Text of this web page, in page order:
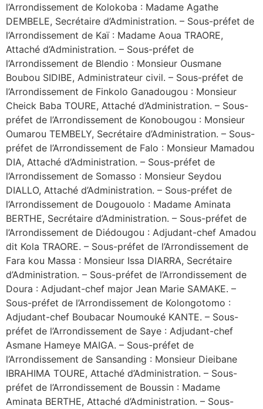
l’Arrondissement de Kolokoba : Madame Agathe
DEMBELE, Secrétaire d’Administration. – Sous-préfet de
l’Arrondissement de Kaï : Madame Aoua TRAORE,
Attaché d’Administration. – Sous-préfet de
l’Arrondissement de Blendio : Monsieur Ousmane
Boubou SIDIBE, Administrateur civil. – Sous-préfet de
l’Arrondissement de Finkolo Ganadougou : Monsieur
Cheick Baba TOURE, Attaché d’Administration. – Sous-
préfet de l’Arrondissement de Konobougou : Monsieur
Oumarou TEMBELY, Secrétaire d’Administration. – Sous-
préfet de l’Arrondissement de Falo : Monsieur Mamadou
DIA, Attaché d’Administration. – Sous-préfet de
l’Arrondissement de Somasso : Monsieur Seydou
DIALLO, Attaché d’Administration. – Sous-préfet de
l’Arrondissement de Dougouolo : Madame Aminata
BERTHE, Secrétaire d’Administration. – Sous-préfet de
l’Arrondissement de Diédougou : Adjudant-chef Amadou
dit Kola TRAORE. – Sous-préfet de l’Arrondissement de
Fara kou Massa : Monsieur Issa DIARRA, Secrétaire
d’Administration. – Sous-préfet de l’Arrondissement de
Doura : Adjudant-chef major Jean Marie SAMAKE. –
Sous-préfet de l’Arrondissement de Kolongotomo :
Adjudant-chef Boubacar Noumouké KANTE. – Sous-
préfet de l’Arrondissement de Saye : Adjudant-chef
Asmane Hameye MAIGA. – Sous-préfet de
l’Arrondissement de Sansanding : Monsieur Dieibane
IBRAHIMA TOURE, Attaché d’Administration. – Sous-
préfet de l’Arrondissement de Boussin : Madame
Aminata BERTHE, Attaché d’Administration. – Sous-